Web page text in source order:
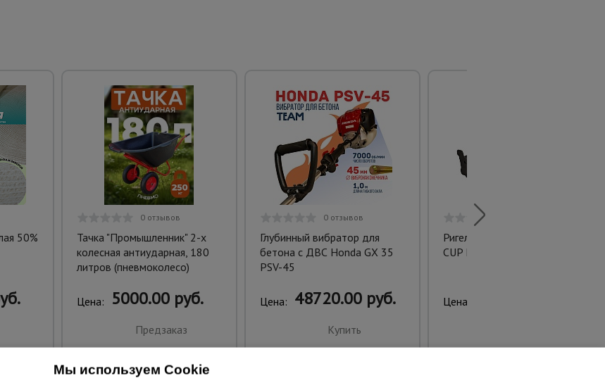
50%
0 отзывов
Тачка "Промышленник" 2-х
колесная антиударная, 180
литров (пневмоколесо)
Цена: 5000.00 руб.
Предзаказ
0 отзывов
Глубинный вибратор для
бетона с ДВС Honda GX 35
PSV-45
Цена: 48720.00 руб.
Купить
Ригель опалубки чашечный
CUP LOCK 0,75 м
Цена:
Мы используем Cookie